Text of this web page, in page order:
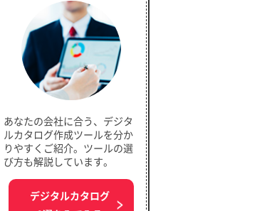
あなたの会社に合う、デジタ
ルカタログ作成ツールを分か
りやすくご紹介。ツールの選
び方も解説しています。
デジタルカタログ